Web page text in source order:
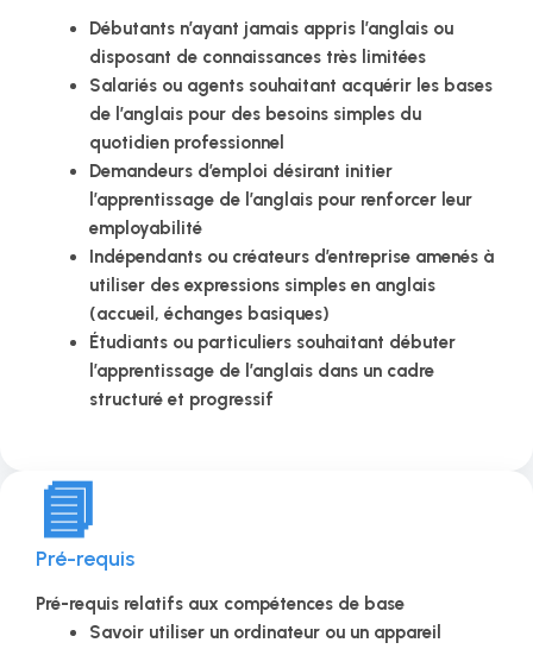
Débutants n’ayant jamais appris l’anglais ou
disposant de connaissances très limitées
Salariés ou agents souhaitant acquérir les bases
de l’anglais pour des besoins simples du
quotidien professionnel
Demandeurs d’emploi désirant initier
l’apprentissage de l’anglais pour renforcer leur
employabilité
Indépendants ou créateurs d’entreprise amenés à
utiliser des expressions simples en anglais
(accueil, échanges basiques)
Étudiants ou particuliers souhaitant débuter
l’apprentissage de l’anglais dans un cadre
structuré et progressif
📘
Pré-requis
Pré-requis relatifs aux compétences de base
Savoir utiliser un ordinateur ou un appareil